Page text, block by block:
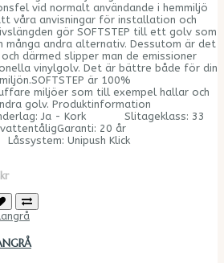
vid normalt användande i hemmiljö
våra anvisningar för installation och
gör SOFTSTEP till ett golv som
många andra alternativ. Dessutom är det
därmed slipper man de emissioner
vinylgolv. Det är bättre både för din
är 100%
miljöer som till exempel hallar och
golv. Produktinformation
Ja - Kork Slitageklass: 33
vattentåligGaranti: 20 år
Unipush Klick